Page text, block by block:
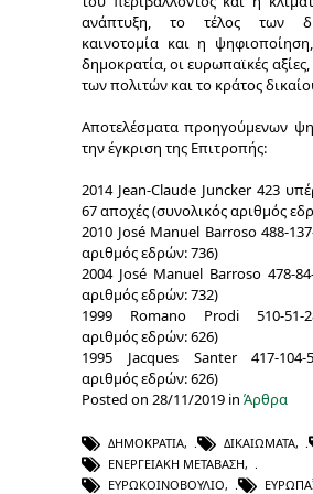
ανάπτυξη, το τέλος των
καινοτομία και η
δημοκρατία, οι ευρωπαϊκές
των πολιτών και το κράτος
Αποτελέσματα προηγούμενων
την έγκριση της Επιτροπής:
2014 Jean-Claude Juncker 423
67 αποχές (συνολικός αριθμός
2010 José Manuel Barroso 488-
αριθμός εδρών: 736)
2004 José Manuel Barroso 478-
αριθμός εδρών: 732)
1999 Romano Prodi 510-51-
αριθμός εδρών: 626)
1995 Jacques Santer 417-104-
αριθμός εδρών: 626)
Posted on 28/11/2019 in Άρθρα
ΔΗΜΟΚΡΑΤΊΑ, ΔΙΚΑΙΏΜΑΤΑ,
ΕΝΕΡΓΕΙΑΚΉ ΜΕΤΆΒΑΣΗ,
ΕΥΡΩΚΟΙΝΟΒΟΎΛΙΟ,